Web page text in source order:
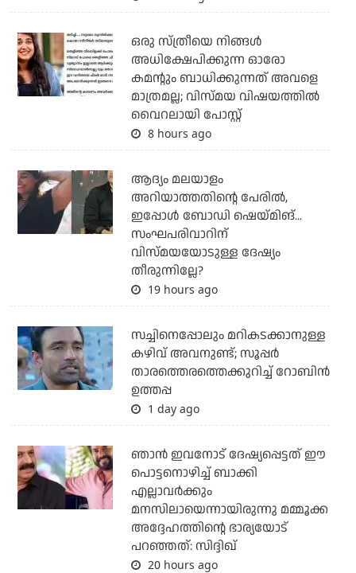
ഒരു സ്ത്രീയെ നിങ്ങള്‍
അധിക്ഷേപിക്കുന്ന ഓരോ
കമന്റും ബാധിക്കുന്നത് അവളെ
മാത്രമല്ല; വിസ്മയ വിഷയത്തില്‍
വൈറലായി പോസ്റ്റ്
8 hours ago
ആദ്യം മലയാളം
അറിയാത്തതിന്റെ പേരില്‍,
ഇപ്പോള്‍ ബോഡി ഷെയ്മിങ്...
സംഘപരിവാറിന്
വിസ്മയയോടുള്ള ദേഷ്യം
തീരുന്നില്ലേ?
19 hours ago
സച്ചിനെപ്പോലും മറികടക്കാനുള്ള
കഴിവ് അവനുണ്ട്; സൂപ്പര്‍
താരത്തെരത്തെക്കുറിച്ച് റോബിന്‍
ഉത്തപ്പ
1 day ago
ഞാന്‍ ഇവനോട് ദേഷ്യപ്പെട്ടത് ഈ
പൊട്ടനൊഴിച്ച് ബാക്കി
എല്ലാവര്‍ക്കും
മനസിലായെന്നായിരുന്നു മമ്മൂക്ക
അദ്ദേഹത്തിന്റെ ഭാര്യയോട്
പറഞ്ഞത്: സിദ്ദിഖ്
20 hours ago